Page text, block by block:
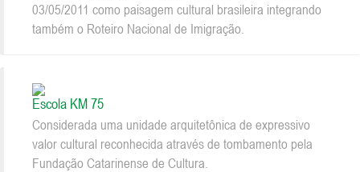
03/05/2011 como paisagem cultural brasileira integrando
também o Roteiro Nacional de Imigração.
Escola KM 75
Considerada uma unidade arquitetônica de expressivo
valor cultural reconhecida através de tombamento pela
Fundação Catarinense de Cultura.